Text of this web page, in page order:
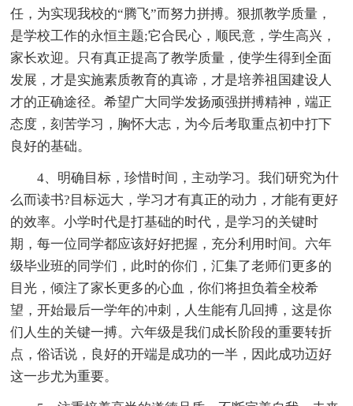
任，为实现我校的“腾飞”而努力拼搏。狠抓教学质量，
是学校工作的永恒主题;它合民心，顺民意，学生高兴，
家长欢迎。只有真正提高了教学质量，使学生得到全面
发展，才是实施素质教育的真谛，才是培养祖国建设人
才的正确途径。希望广大同学发扬顽强拼搏精神，端正
态度，刻苦学习，胸怀大志，为今后考取重点初中打下
良好的基础。
4、明确目标，珍惜时间，主动学习。我们研究为什
么而读书?目标远大，学习才有真正的动力，才能有更好
的效率。小学时代是打基础的时代，是学习的关键时
期，每一位同学都应该好好把握，充分利用时间。六年
级毕业班的同学们，此时的你们，汇集了老师们更多的
目光，倾注了家长更多的心血，你们将担负着全校希
望，开始最后一学年的冲刺，人生能有几回搏，这是你
们人生的关键一搏。六年级是我们成长阶段的重要转折
点，俗话说，良好的开端是成功的一半，因此成功迈好
这一步尤为重要。